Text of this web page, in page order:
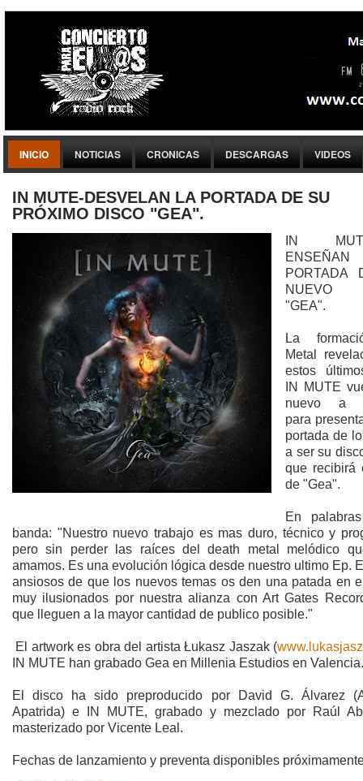
INICIO NOTICIAS CRONICAS DESCARGAS VIDEOS
IN MUTE-DESVELAN LA PORTADA DE SU
PRÓXIMO DISCO "GEA".
IN
PORTADA
NUEVO
"GEA".
La
Metal
estos
IN MUTE
nuevo a
para
portada de
a ser su
que recibirá
de "Gea".
En
banda: "Nuestro nuevo trabajo es mas duro, técnico y
pero sin perder las raíces del death metal melódico
amamos. Es una evolución lógica desde nuestro ultimo Ep.
ansiosos de que los nuevos temas os den una patada en
muy ilusionados por nuestra alianza con Art Gates
que lleguen a la mayor cantidad de publico posible."
El artwork es obra del artista Łukasz Jaszak (
IN MUTE han grabado Gea en Millenia Estudios en Valencia.
El disco ha sido preproducido por David G. Álvarez
Apatrida) e IN MUTE, grabado y mezclado por Raúl
masterizado por Vicente Leal.
Fechas de lanzamiento y preventa disponibles